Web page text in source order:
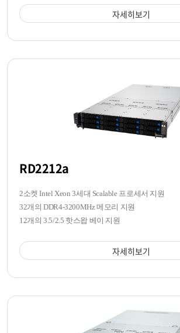
자세히보기
RD2212a
2소켓 Intel Xeon 3세대 Scalable 프로세서 지원
32개의 DDR4-3200MHz 메모리 지원
12개의 3.5/2.5 핫스왑 베이 지원
자세히보기